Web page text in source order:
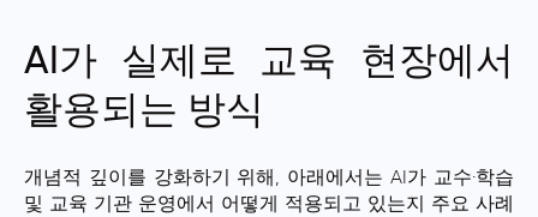
AI가 실제로 교육 현장에서
활용되는 방식
개념적 깊이를 강화하기 위해, 아래에서는 AI가 교수·학습
및 교육 기관 운영에서 어떻게 적용되고 있는지 주요 사례